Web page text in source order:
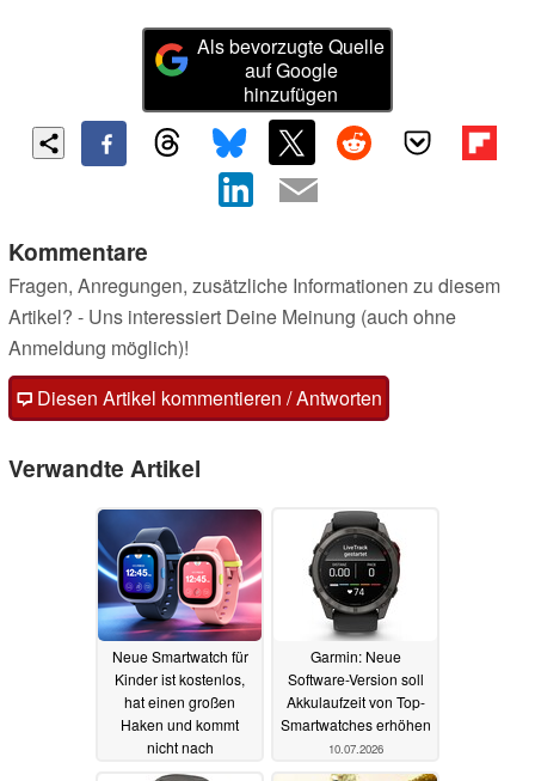
Als bevorzugte Quelle
auf Google
hinzufügen
Kommentare
Fragen, Anregungen, zusätzliche Informationen zu diesem
Artikel? - Uns interessiert Deine Meinung (auch ohne
Anmeldung möglich)!
Diesen Artikel kommentieren / Antworten
Verwandte Artikel
Neue Smartwatch für
Kinder ist kostenlos,
hat einen großen
Haken und kommt
nicht nach
Deutschland
Garmin: Neue
Software-Version soll
Akkulaufzeit von Top-
Smartwatches erhöhen
10.07.2026